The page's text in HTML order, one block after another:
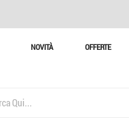
NOVITÀ OFFERTE